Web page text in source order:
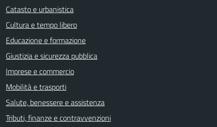
Catasto e urbanistica
Cultura e tempo libero
Educazione e formazione
Giustizia e sicurezza pubblica
Imprese e commercio
Mobilità e trasporti
Salute, benessere e assistenza
Tributi, finanze e contravvenzioni